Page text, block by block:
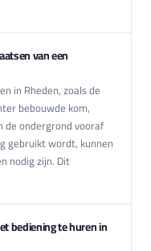
van een
in Rheden, zoals de
bebouwde kom,
de ondergrond vooraf
gebruikt wordt, kunnen
nodig zijn. Dit
bediening te huren in